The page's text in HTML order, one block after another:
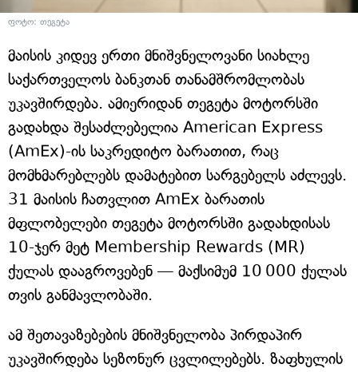
ფოტო: თეგეტა
მაისის კიდევ ერთი მნიშვნელოვანი სიახლე
საქართველოს ბანკთან თანამშრომლობას
უკავშირდება. ამიერიდან თეგეტა მოტორსში
გადახდა შესაძლებელია American Express
(AmEx)-ის საკრედიტო ბარათით, რაც
მომხმარებლებს დამატებით სარგებელს აძლევს.
31 მაისის ჩათვლით AmEx ბარათის
მფლობელები თეგეტა მოტორსში გადახდისას
10-ჯერ მეტ Membership Rewards (MR)
ქულას დააგროვებენ — მაქსიმუმ 10 000 ქულას
თვის განმავლობაში.
ამ შეთავაზებების მნიშვნელობა პირდაპირ
უკავშირდება სეზონურ ცვლილებებს. ზაფხულის